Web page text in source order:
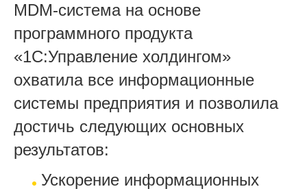
MDM-система на основе
программного продукта
«1C:Управление холдингом»
охватила все информационные
системы предприятия и позволила
достичь следующих основных
результатов:
Ускорение информационных